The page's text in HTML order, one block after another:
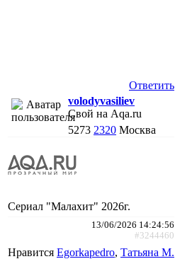
Ответить
volodyvasiliev
Свой на Aqa.ru
5273 2320 Москва
Сериал "Малахит" 2026г.
13/06/2026 14:24:56
#3244460
Нравится Egorkapedro, Татьяна М.